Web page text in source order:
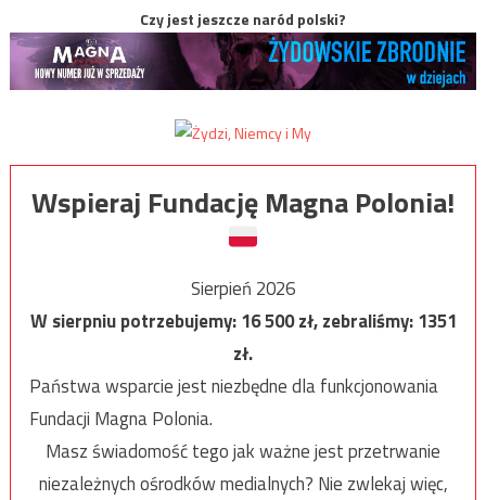
Czy jest jeszcze naród polski?
Wspieraj Fundację Magna Polonia!
Sierpień 2026
W sierpniu potrzebujemy:16 500zł, zebraliśmy:1351
zł.
Państwa wsparcie jest niezbędne dla funkcjonowania
Fundacji Magna Polonia.
Masz świadomość tego jak ważne jest przetrwanie
niezależnych ośrodków medialnych? Nie zwlekaj więc,